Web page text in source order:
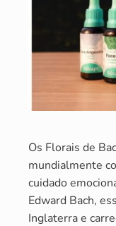
Os Florais de
mundialmente
cuidado
Edward Bach,
Inglaterra e